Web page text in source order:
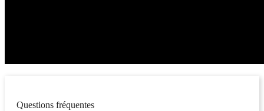
Questions fréquentes